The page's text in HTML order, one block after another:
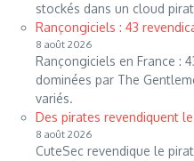
stockés dans un cloud
Rançongiciels : 43
8 août 2026
Rançongiciels en France :
dominées par The
variés.
Des pirates revendiquent
8 août 2026
CuteSec revendique le